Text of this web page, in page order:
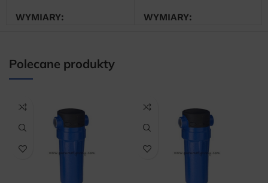
WYMIARY WYMIARY
Polecane produkty